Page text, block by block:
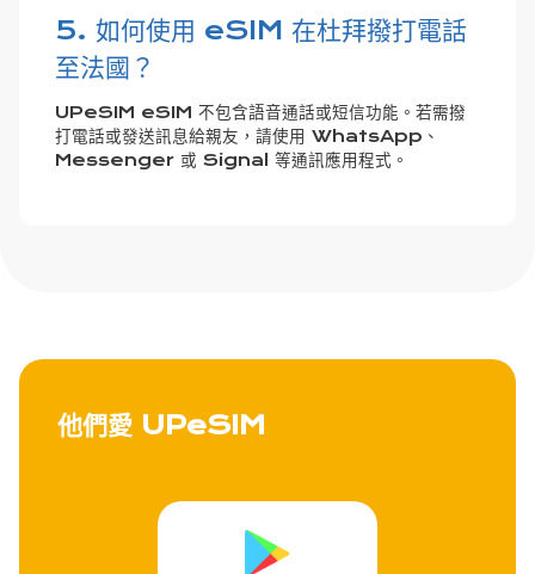
5. 如何使用 eSIM 在杜拜撥打電話
至法國？
UPeSIM eSIM 不包含語音通話或短信功能。若需撥
打電話或發送訊息給親友，請使用 WhatsApp、
Messenger 或 Signal 等通訊應用程式。
他們愛 UPeSIM